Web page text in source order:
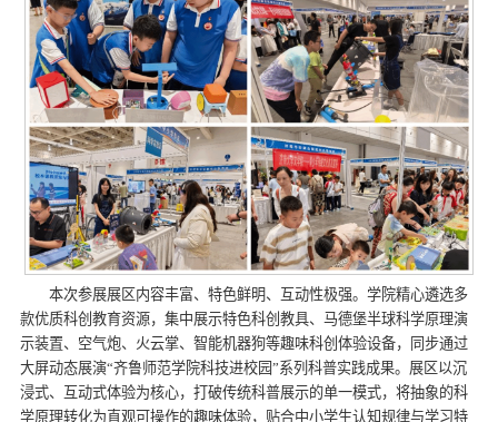
本次参展展区内容丰富、特色鲜明、互动性极强。学院精心遴选多
款优质科创教育资源，集中展示特色科创教具、马德堡半球科学原理演
示装置、空气炮、火云掌、智能机器狗等趣味科创体验设备，同步通过
大屏动态展演“齐鲁师范学院科技进校园”系列科普实践成果。展区以沉
浸式、互动式体验为核心，打破传统科普展示的单一模式，将抽象的科
学原理转化为直观可操作的趣味体验，贴合中小学生认知规律与学习特